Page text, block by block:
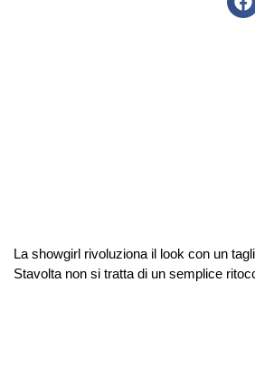
La showgirl rivoluziona il look con un
Stavolta non si tratta di un semplice